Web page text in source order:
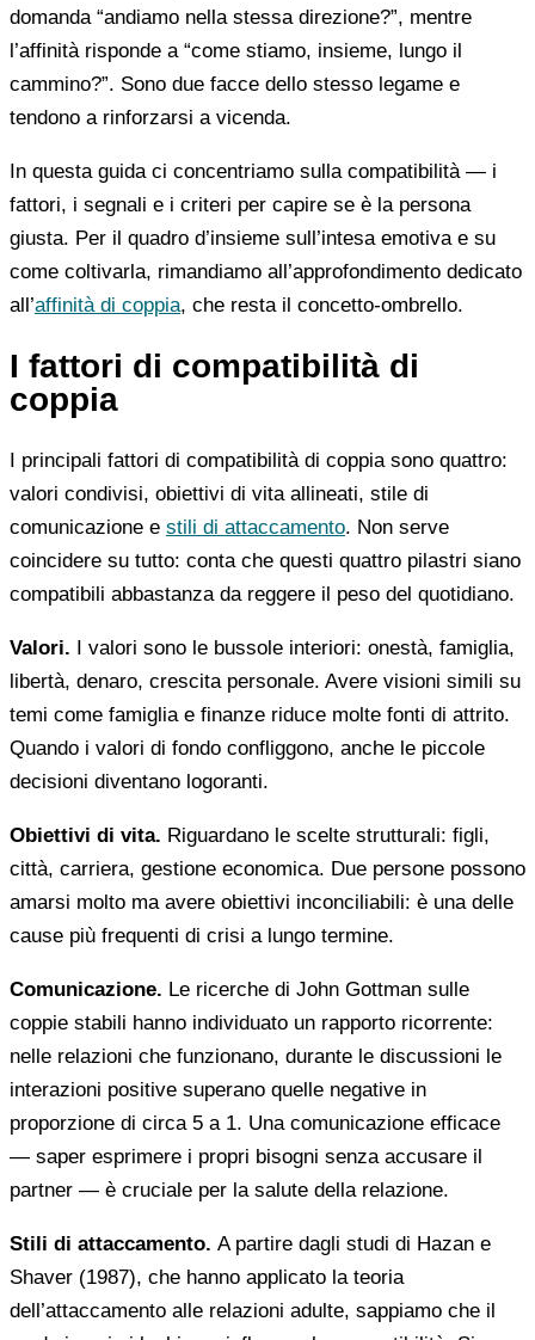
domanda “andiamo nella stessa direzione?”, mentre
l’affinità risponde a “come stiamo, insieme, lungo il
cammino?”. Sono due facce dello stesso legame e
tendono a rinforzarsi a vicenda.
In questa guida ci concentriamo sulla compatibilità — i
fattori, i segnali e i criteri per capire se è la persona
giusta. Per il quadro d’insieme sull’intesa emotiva e su
come coltivarla, rimandiamo all’approfondimento dedicato
all’affinità di coppia, che resta il concetto-ombrello.
I fattori di compatibilità di
coppia
I principali fattori di compatibilità di coppia sono quattro:
valori condivisi, obiettivi di vita allineati, stile di
comunicazione e stili di attaccamento. Non serve
coincidere su tutto: conta che questi quattro pilastri siano
compatibili abbastanza da reggere il peso del quotidiano.
Valori. I valori sono le bussole interiori: onestà, famiglia,
libertà, denaro, crescita personale. Avere visioni simili su
temi come famiglia e finanze riduce molte fonti di attrito.
Quando i valori di fondo confliggono, anche le piccole
decisioni diventano logoranti.
Obiettivi di vita. Riguardano le scelte strutturali: figli,
città, carriera, gestione economica. Due persone possono
amarsi molto ma avere obiettivi inconciliabili: è una delle
cause più frequenti di crisi a lungo termine.
Comunicazione. Le ricerche di John Gottman sulle
coppie stabili hanno individuato un rapporto ricorrente:
nelle relazioni che funzionano, durante le discussioni le
interazioni positive superano quelle negative in
proporzione di circa 5 a 1. Una comunicazione efficace
— saper esprimere i propri bisogni senza accusare il
partner — è cruciale per la salute della relazione.
Stili di attaccamento. A partire dagli studi di Hazan e
Shaver (1987), che hanno applicato la teoria
dell’attaccamento alle relazioni adulte, sappiamo che il